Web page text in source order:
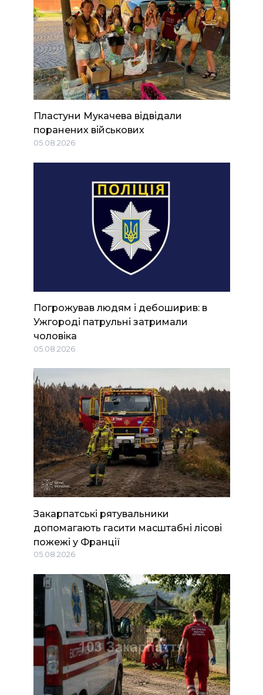
Пластуни Мукачева відвідали
поранених військових
05.08.2026
Погрожував людям і дебоширив: в
Ужгороді патрульні затримали
чоловіка
05.08.2026
Закарпатські рятувальники
допомагають гасити масштабні лісові
пожежі у Франції
05.08.2026